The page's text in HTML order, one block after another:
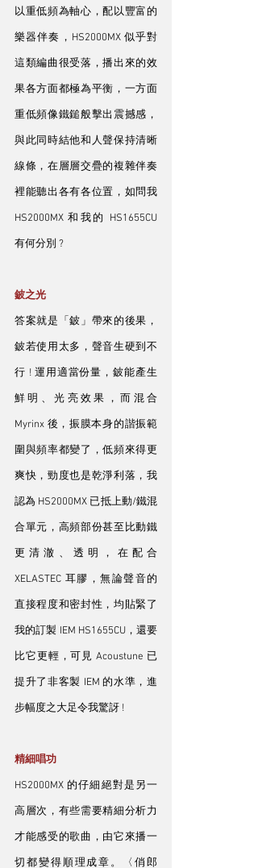
以重低頻為軸心，配以豐富的
樂器伴奏，HS2000MX 似乎對
這類編曲很受落，播出來的效
果各方面都極為平衡，一方面
重低頻像鐵鎚般擊出震撼感，
與此同時結他和人聲保持清晰
線條，在層層交疊的複雜伴奏
裡能聽出各有各位置，如問我
HS2000MX 和我的 HS1655CU
有何分別 ?
鈹之光
答案就是「鈹」帶來的後果，
鈹若使用太多，聲音生硬到不
行 ! 運用適當份量，鈹能產生
鮮明、光亮效果，而混合
Myrinx 後，振膜本身的諧振範
圍與頻率都變了，低頻來得更
爽快，勁度也是乾淨利落，我
認為 HS2000MX 已抵上動/鐵混
合單元，高頻部份甚至比動鐵
更清澈、透明，在配合
XELASTEC 耳膠，無論聲音的
直接程度和密封性，均貼緊了
我的訂製 IEM HS1655CU，還要
比它更輕，可見 Acoustune 已
提升了非客製 IEM 的水準，進
步幅度之大足令我驚訝 !
精細唱功
HS2000MX 的仔細絕對是另一
高層次，有些需要精細分析力
才能感受的歌曲，由它來播一
切都變得順理成章。〈俏郎